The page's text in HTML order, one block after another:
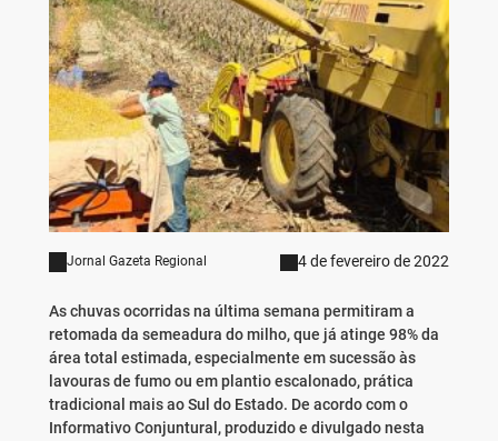
Jornal Gazeta Regional 4 de fevereiro de 2022
As chuvas ocorridas na última semana permitiram a
retomada da semeadura do milho, que já atinge 98% da
área total estimada, especialmente em sucessão às
lavouras de fumo ou em plantio escalonado, prática
tradicional mais ao Sul do Estado. De acordo com o
Informativo Conjuntural, produzido e divulgado nesta